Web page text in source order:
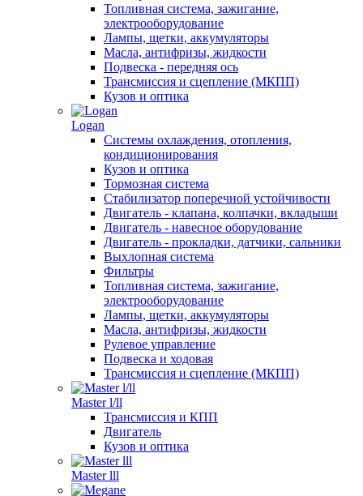
Топливная система, зажигание,
электрооборудование
Лампы, щетки, аккумуляторы
Масла, антифризы, жидкости
Подвеска - передняя ось
Трансмиссия и сцепление (МКПП)
Кузов и оптика
Logan
Системы охлаждения, отопления,
кондиционирования
Кузов и оптика
Тормозная система
Стабилизатор поперечной устойчивости
Двигатель - клапана, колпачки, вкладыши
Двигатель - навесное оборудование
Двигатель - прокладки, датчики, сальники
Выхлопная система
Фильтры
Топливная система, зажигание,
электрооборудование
Лампы, щетки, аккумуляторы
Масла, антифризы, жидкости
Рулевое управление
Подвеска и ходовая
Трансмиссия и сцепление (МКПП)
Master l/ll
Трансмиссия и КПП
Двигатель
Кузов и оптика
Master lll